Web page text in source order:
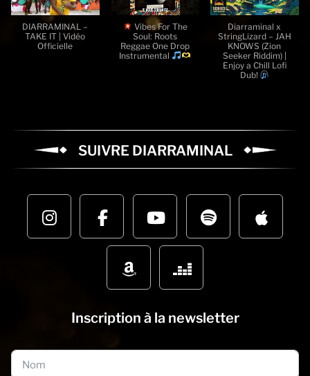
DIARRAMINAL –
TAKE IT | Vidéo
Officielle
Vibes For The
Soul: Roots
Reggae One Drop
Instrumental
Diarraminal x
StringLizard – JAH
KNOWS (Zion
Seeker Riddim) |
Enjoy a Chill Lofi
Dub!
SUIVRE DIARRAMINAL
Inscription à la newsletter